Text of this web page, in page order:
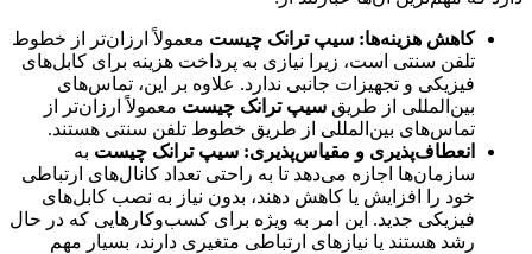
کاهش هزینه‌ها: سیپ ترانک چیست معمولاً ارزان‌تر از خطوط
تلفن سنتی است، زیرا نیازی به پرداخت هزینه برای کابل‌های
فیزیکی و تجهیزات جانبی ندارد. علاوه بر این، تماس‌های
بین‌المللی از طریق سیپ ترانک چیست معمولاً ارزان‌تر از
تماس‌های بین‌المللی از طریق خطوط تلفن سنتی هستند.
انعطاف‌پذیری و مقیاس‌پذیری: سیپ ترانک چیست به
سازمان‌ها اجازه می‌دهد تا به راحتی تعداد کانال‌های ارتباطی
خود را افزایش یا کاهش دهند، بدون نیاز به نصب کابل‌های
فیزیکی جدید. این امر به ویژه برای کسب‌وکارهایی که در حال
رشد هستند یا نیازهای ارتباطی متغیری دارند، بسیار مهم